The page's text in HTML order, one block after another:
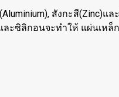
สังกะสี(Zinc)
ละซิลิกอนจะทำให้ แผ่นเห